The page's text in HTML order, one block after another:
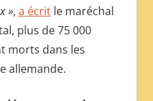
», a écritle maréchal
plus de 75 000
morts dans les
allemande.